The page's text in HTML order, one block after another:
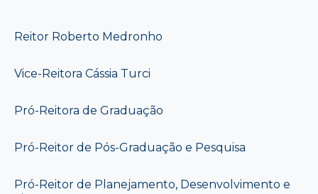
Reitor Roberto Medronho
Vice-Reitora Cássia Turci
Pró-Reitora de Graduação
Pró-Reitor de Pós-Graduação e Pesquisa
Pró-Reitor de Planejamento, Desenvolvimento e